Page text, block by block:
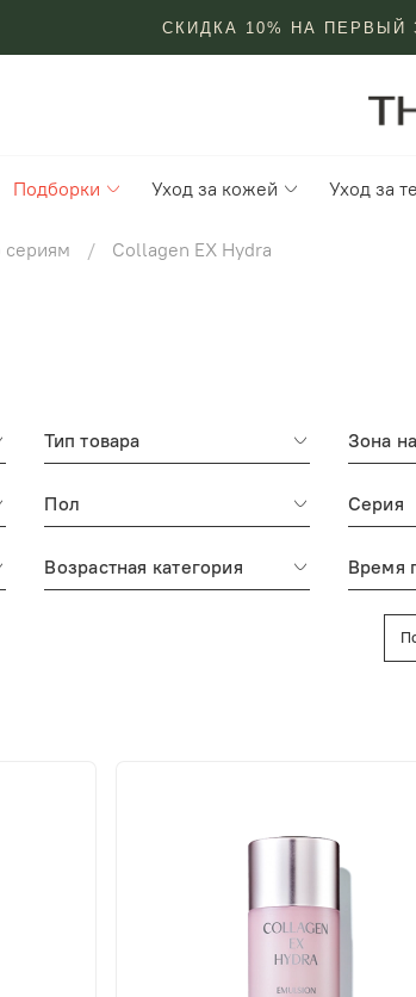
СКИДКА 10% НА
Подборки Уход за кожей Уход за
сериям Collagen EX Hydra
Тип товара Зона
Пол Серия
Возрастная категория Время